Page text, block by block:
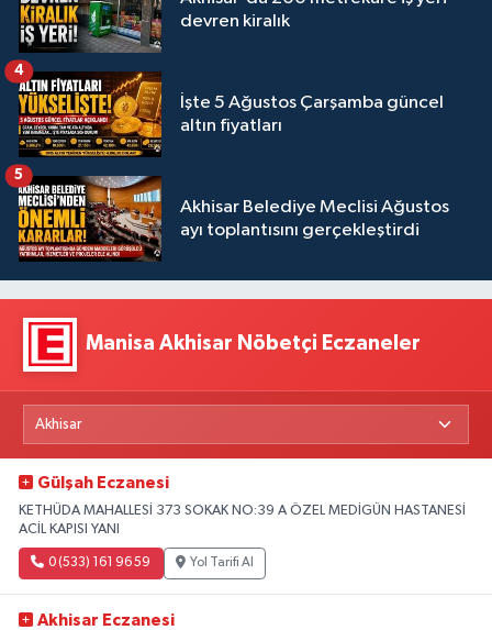
devren kiralık
İşte 5 Ağustos Çarşamba güncel
altın fiyatları
4
Akhisar Belediye Meclisi Ağustos
ayı toplantısını gerçekleştirdi
5
Manisa Akhisar Nöbetçi Eczaneler
Gülşah Eczanesi
KETHÜDA MAHALLESİ 373 SOKAK NO:39 A ÖZEL MEDİGÜN HASTANESİ
ACİL KAPISI YANI
0 (533) 161 96 59 Yol Tarifi Al
Akhisar Eczanesi